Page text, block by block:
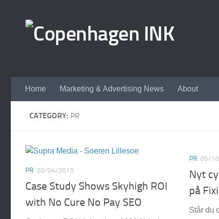
Home Marketing & Advertising News About
CATEGORY: PR
PR 20/04/2015
Case Study Shows Skyhigh ROI
with No Cure No Pay SEO
PR 05/
Nyt
på
Står du